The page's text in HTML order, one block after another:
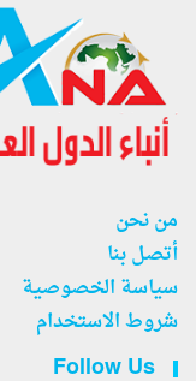
من نحن
أتصل بنا
سياسة الخصوصية
شروط الاستخدام
Follow Us